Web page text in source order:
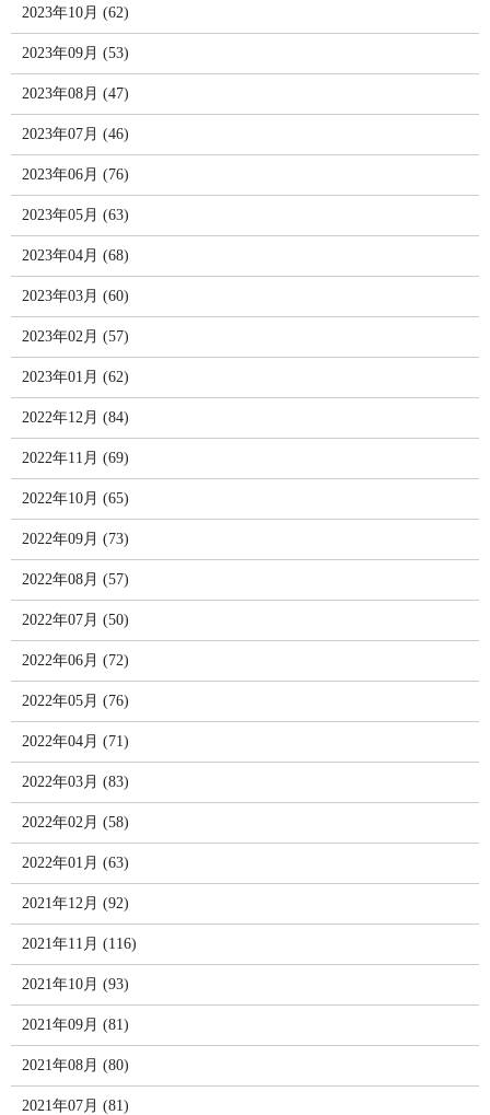
2023年10月 (62)
2023年09月 (53)
2023年08月 (47)
2023年07月 (46)
2023年06月 (76)
2023年05月 (63)
2023年04月 (68)
2023年03月 (60)
2023年02月 (57)
2023年01月 (62)
2022年12月 (84)
2022年11月 (69)
2022年10月 (65)
2022年09月 (73)
2022年08月 (57)
2022年07月 (50)
2022年06月 (72)
2022年05月 (76)
2022年04月 (71)
2022年03月 (83)
2022年02月 (58)
2022年01月 (63)
2021年12月 (92)
2021年11月 (116)
2021年10月 (93)
2021年09月 (81)
2021年08月 (80)
2021年07月 (81)